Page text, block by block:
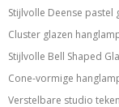
Stijlvolle Deense
Cluster glazen
Stijlvolle Bell Shaped
Cone-vormige
Verstelbare studio